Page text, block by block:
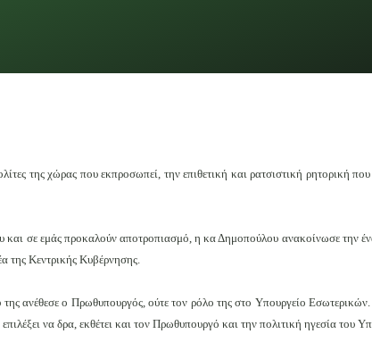
της χώρας που εκπροσωπεί, την επιθετική και ρατσιστική ρητορική
σε εμάς προκαλούν αποτροπιασμό, η κα Δημοπούλου ανακοίνωσε την
της Κεντρικής Κυβέρνησης.
ανέθεσε ο Πρωθυπουργός, ούτε τον ρόλο της στο Υπουργείο
να δρα, εκθέτει και τον Πρωθυπουργό και την πολιτική ηγεσία του